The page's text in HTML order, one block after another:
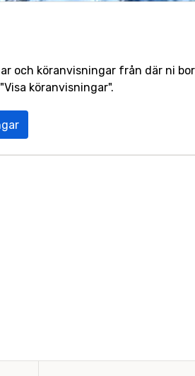
och köranvisningar från där ni
köranvisningar".